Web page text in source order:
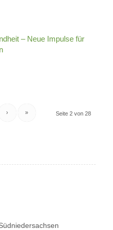
– Neue Impulse für
Seite 2 von 28
› »